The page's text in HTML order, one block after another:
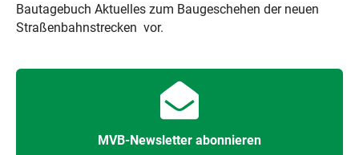
Bautagebuch Aktuelles zum Baugeschehen der neuen
Straßenbahnstrecken vor.
MVB-Newsletter abonnieren